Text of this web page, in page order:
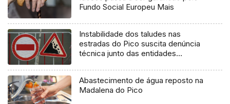
Fundo Social Europeu Mais
Instabilidade dos taludes nas
estradas do Pico suscita denúncia
técnica junto das entidades
Abastecimento de água reposto na
Madalena do Pico